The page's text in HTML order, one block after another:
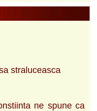
straluceasca
ne spune ca